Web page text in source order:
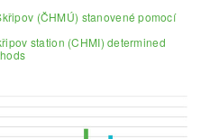
(ČHMÚ) stanovené pomocí
station (CHMI) determined